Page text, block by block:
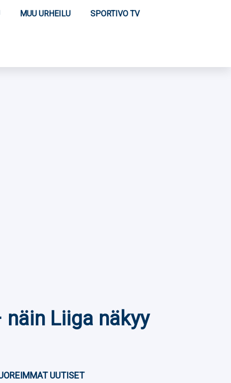
MUU URHEILU SPORTIVO TV
Liiga näkyy
UUTISET